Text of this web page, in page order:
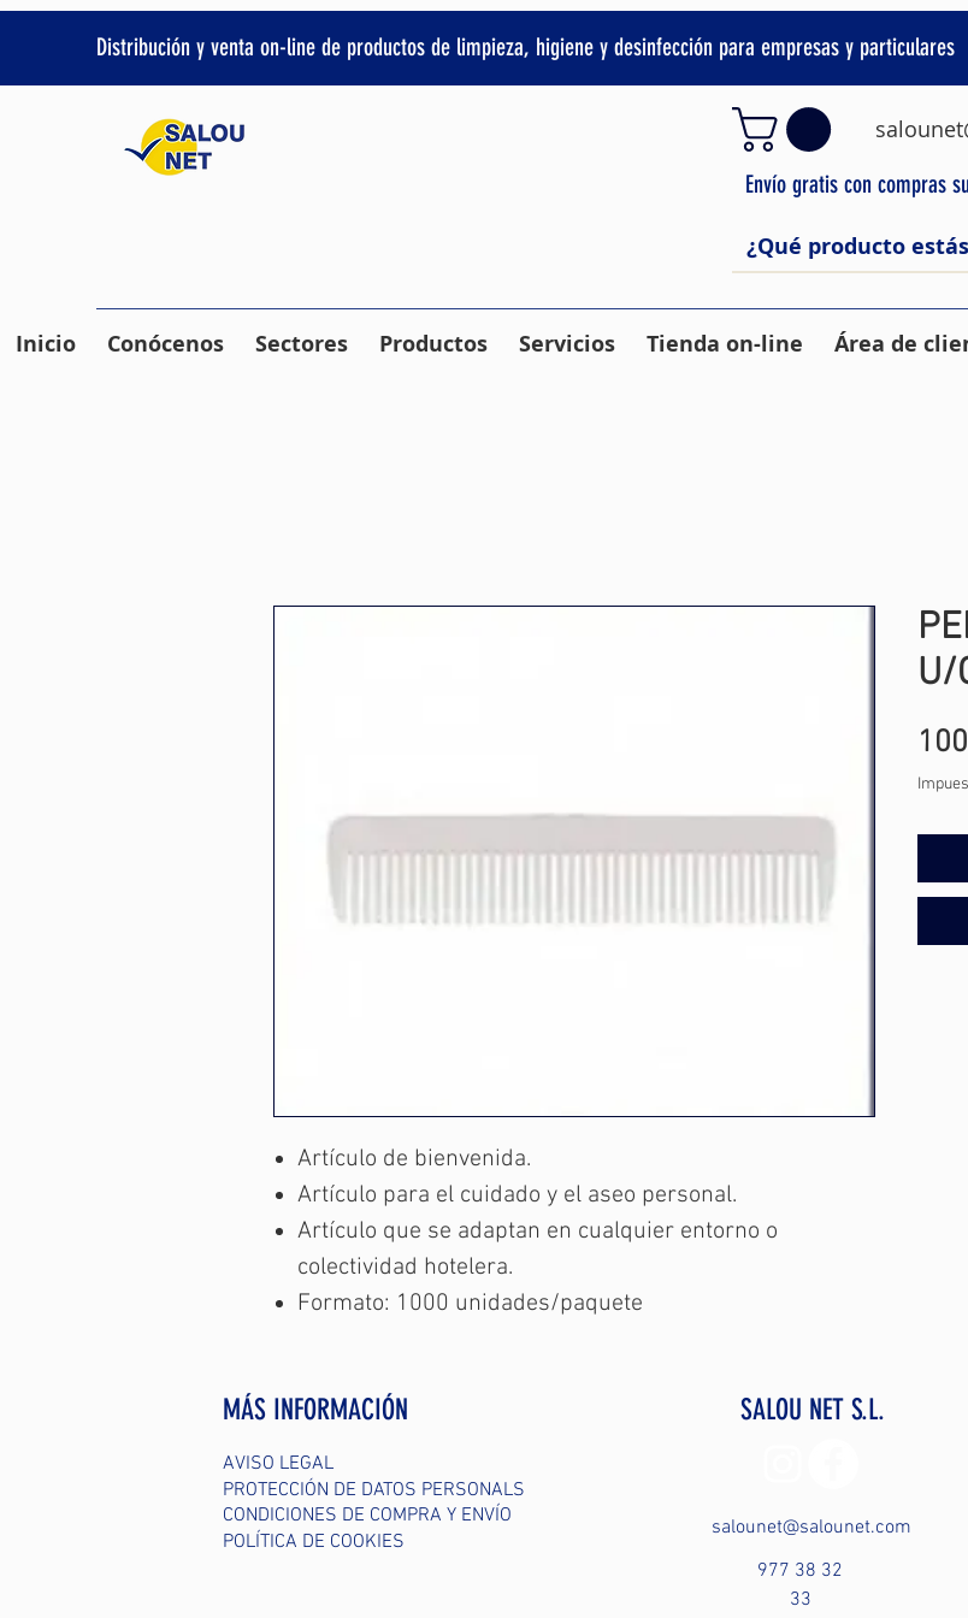
Distribución y venta on-line de productos de limpieza, higiene y desinfección para empresas y particulares
Envío gratis con compras
Inicio Conócenos Sectores Productos Servicios Tienda on-line Área de
Artículo de bienvenida.
Artículo para el cuidado y el aseo personal.
Artículo que se adaptan en cualquier entorno o
colectividad hotelera.
Formato: 1000 unidades/paquete
U/
MÁS INFORMACIÓN
AVISO LEGAL
PROTECCIÓN DE DATOS PERSONALS
CONDICIONES DE COMPRA Y ENVÍO
POLÍTICA DE COOKIES
SALOU NET S.L.
salounet@salounet.com
977 38 32
33